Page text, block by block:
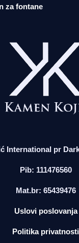
za fontane
International pr
Pib: 111476560
Mat.br: 65439476
Uslovi poslovanja
Politika privatnosti